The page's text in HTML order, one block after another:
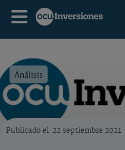
Análisis
Publicado el 22 septiembre 2021